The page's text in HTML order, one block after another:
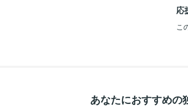
応
こ
あなたにおすすめの